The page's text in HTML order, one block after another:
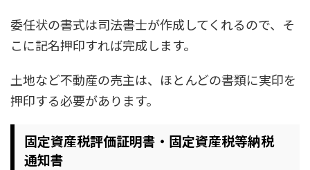
委任状の書式は司法書士が作成してくれるので、そ
こに記名押印すれば完成します。
土地など不動産の売主は、ほとんどの書類に実印を
押印する必要があります。
固定資産税評価証明書・固定資産税等納税
通知書